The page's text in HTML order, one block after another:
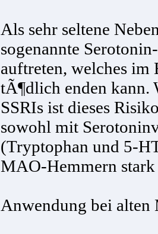
Als sehr seltene
sogenannte
auftreten, welches im
tÃ¶dlich enden kann.
SSRIs ist dieses
sowohl mit
(Tryptophan und 5-
MAO-Hemmern
Anwendung bei alten